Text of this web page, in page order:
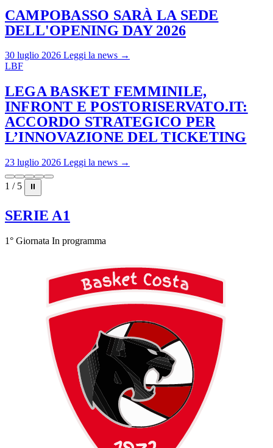
CAMPOBASSO SARÀ LA SEDE
DELL'OPENING DAY 2026
30 luglio 2026 Leggi la news →
LBF
LEGA BASKET FEMMINILE,
INFRONT E POSTORISERVATO.IT:
ACCORDO STRATEGICO PER
L’INNOVAZIONE DEL TICKETING
23 luglio 2026 Leggi la news →
1 / 5 ⏸
SERIE A1
1° Giornata In programma